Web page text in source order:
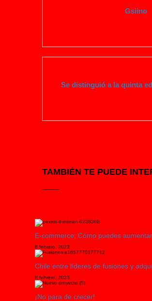
Gsiino
Se distinguió a la quinta
TAMBIÉN TE PUEDE
E-commerce: Cómo puedes
8 febrero, 2023
Chile entre líderes de fusiones y
8 febrero, 2023
¡No para de crecer!